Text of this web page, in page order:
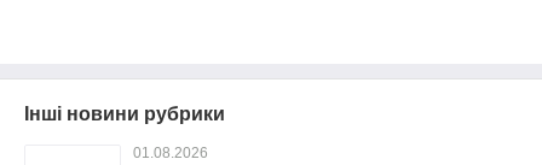
Інші новини рубрики
01.08.2026